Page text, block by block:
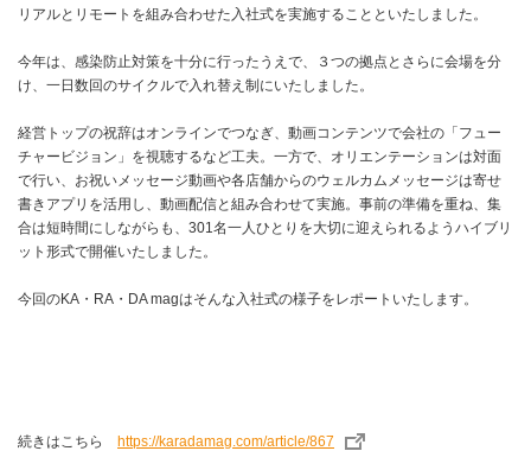
リアルとリモートを組み合わせた入社式を実施することといたしました。
今年は、感染防止対策を十分に行ったうえで、３つの拠点とさらに会場を分
け、一日数回のサイクルで入れ替え制にいたしました。
経営トップの祝辞はオンラインでつなぎ、動画コンテンツで会社の「フュー
チャービジョン」を視聴するなど工夫。一方で、オリエンテーションは対面
で行い、お祝いメッセージ動画や各店舗からのウェルカムメッセージは寄せ
書きアプリを活用し、動画配信と組み合わせて実施。事前の準備を重ね、集
合は短時間にしながらも、301名一人ひとりを大切に迎えられるようハイブリ
ット形式で開催いたしました。
今回のKA・RA・DA magはそんな入社式の様子をレポートいたします。
続きはこちら https://karadamag.com/article/867